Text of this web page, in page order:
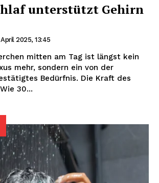
unterstützt Gehirn
2025, 13:45
mitten am Tag ist längst kein
mehr, sondern ein von der
Bedürfnis. Die Kraft des
30...